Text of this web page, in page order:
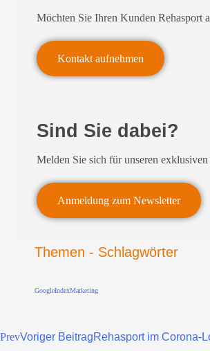
Möchten Sie Ihren Kunden Rehasport
Kontakt aufnehmen
Sind Sie dabei?
Melden Sie sich für unseren
Anmeldung zum Newsletter
Themen - Schlagwörter
GoogleIndexMarketing
PrevVoriger BeitragRehasport im Corona-